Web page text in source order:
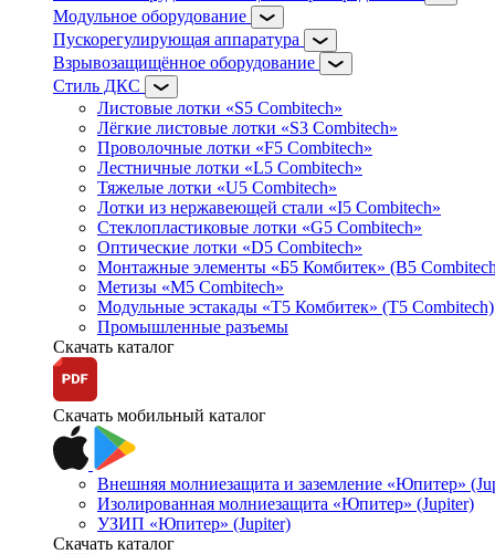
Модульное оборудование
Пускорегулирующая аппаратура
Взрывозащищённое оборудование
Стиль ДКС
Листовые лотки «S5 Combitech»
Лёгкие листовые лотки «S3 Combitech»
Проволочные лотки «F5 Combitech»
Лестничные лотки «L5 Combitech»
Тяжелые лотки «U5 Combitech»
Лотки из нержавеющей стали «I5 Combitech»
Стеклопластиковые лотки «G5 Combitech»
Оптические лотки «D5 Combitech»
Монтажные элементы «Б5 Комбитек» (B5
Метизы «M5 Combitech»
Модульные эстакады «Т5 Комбитек» (T5 Combitech)
Промышленные разъемы
Скачать каталог
Скачать мобильный каталог
Внешняя молниезащита и заземление «Юпитер»
Изолированная молниезащита «Юпитер» (Jupiter)
УЗИП «Юпитер» (Jupiter)
Скачать каталог